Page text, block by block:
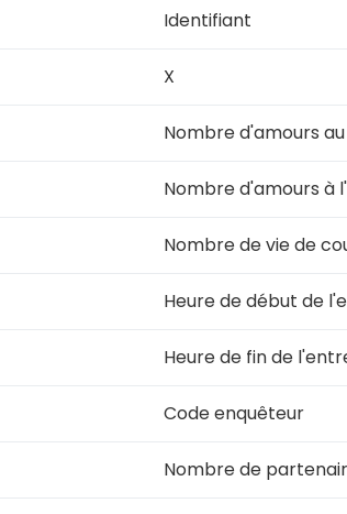
Identifiant
X
Nombre d'amours
Nombre d'amours à
Nombre de vie de
Heure de début de
Heure de fin de
Code enquêteur
Nombre de